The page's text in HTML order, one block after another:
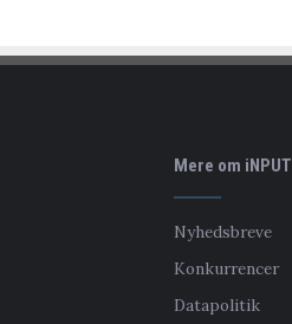
Mere om iNPUT
Nyhedsbreve
Konkurrencer
Datapolitik